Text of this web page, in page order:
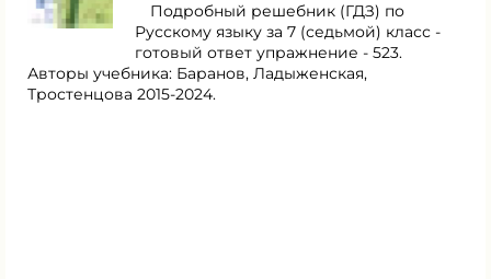
Подробный решебник (ГДЗ) по
Русскому языку за 7 (седьмой) класс -
готовый ответ упражнение - 523.
Авторы учебника: Баранов, Ладыженская,
Тростенцова 2015-2024.